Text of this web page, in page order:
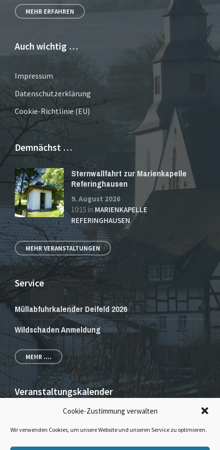
Cookie-Zustimmung verwalten
Wir verwenden Cookies, um unsere Website und unseren Service zu optimieren.
MEHR ERFAHREN
Auch wichtig …
Impressum
Datenschutzerklärung
Cookie-Richtlinie (EU)
Demnächst …
Sternwallfahrt zur Marienkapelle
Referinghausen
9. August 2026
10:15 in MARIENKAPELLE
REFERINGHAUSEN
MEHR VERANSTALTUNGEN
Service
Müllabfuhrkalender Deifeld 2026
Wildschaden Anmeldung
MEHR ....
Veranstaltungskalender
Veranstaltungen und Gottesdienste